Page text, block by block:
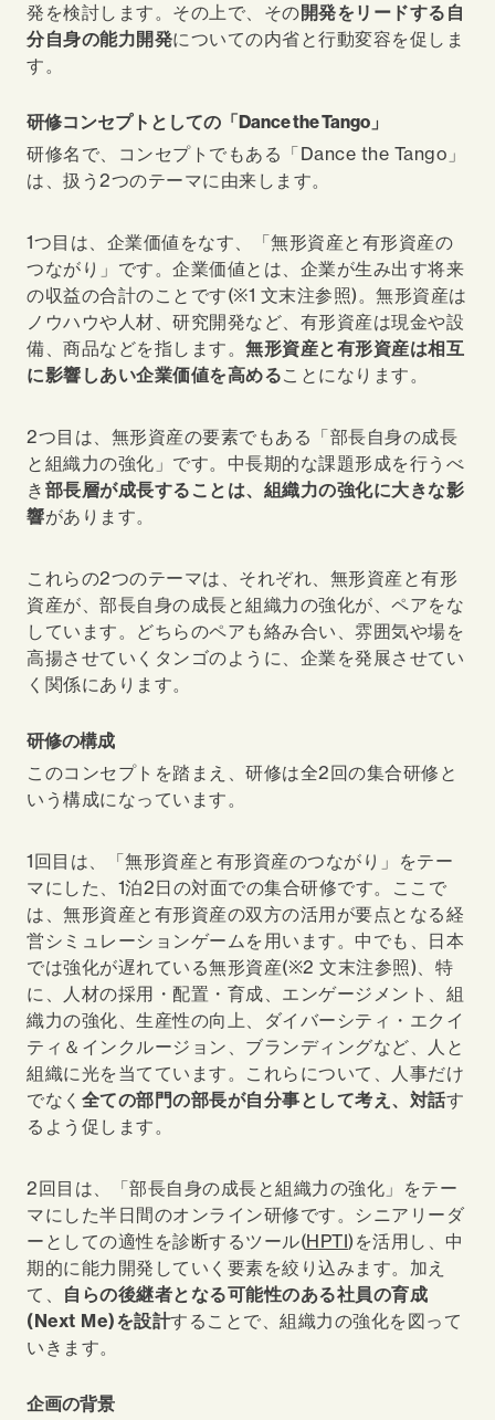
発を検討します。その上で、その開発をリードする自
分自身の能力開発についての内省と行動変容を促しま
す。
研修コンセプトとしての「Dance the Tango」
研修名で、コンセプトでもある「Dance the Tango」
は、扱う2つのテーマに由来します。
1つ目は、企業価値をなす、「無形資産と有形資産の
つながり」です。企業価値とは、企業が生み出す将来
の収益の合計のことです(※1 文末注参照)。無形資産は
ノウハウや人材、研究開発など、有形資産は現金や設
備、商品などを指します。 無形資産と有形資産は相互
に影響しあい企業価値を高めることになります。
2つ目は、無形資産の要素でもある「部長自身の成長
と組織力の強化」です。中長期的な課題形成を行うべ
き 部長層が成長することは、組織力の強化に大きな影
響があります。
これらの2つのテーマは、それぞれ、無形資産と有形
資産が、部長自身の成長と組織力の強化が、ペアをな
しています。どちらのペアも絡み合い、雰囲気や場を
高揚させていくタンゴのように、企業を発展させてい
く関係にあります。
研修の構成
このコンセプトを踏まえ、研修は全2回の集合研修と
いう構成になっています。
1回目は、「無形資産と有形資産のつながり」をテー
マにした、1泊2日の対面での集合研修です。ここで
は、無形資産と有形資産の双方の活用が要点となる経
営シミュレーションゲームを用います。中でも、日本
では強化が遅れている無形資産(※2 文末注参照)、特
に、人材の採用・配置・育成、エンゲージメント、組
織力の強化、生産性の向上、ダイバーシティ・エクイ
ティ＆インクルージョン、ブランディングなど、人と
組織に光を当てています。これらについて、人事だけ
でなく 全ての部門の部長が自分事として考え、対話す
るよう促します。
2回目は、「部長自身の成長と組織力の強化」をテー
マにした半日間のオンライン研修です。シニアリーダ
ーとしての適性を診断するツール(HPTI)を活用し、中
期的に能力開発していく要素を絞り込みます。加え
て、 自らの後継者となる可能性のある社員の育成
(Next Me)を設計することで、組織力の強化を図って
いきます。
企画の背景